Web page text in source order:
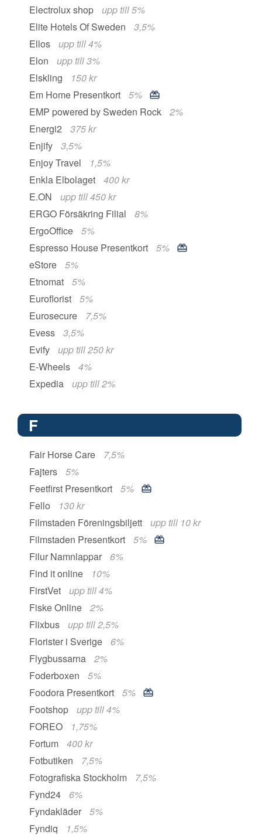
Electrolux shop
upp till 5%
Elite Hotels Of Sweden
3,5%
Ellos
upp till 4%
Elon
upp till 3%
Elskling
150 kr
Em Home Presentkort
5%
EMP powered by Sweden Rock
2%
Energi2
375 kr
Enjify
3,5%
Enjoy Travel
1,5%
Enkla Elbolaget
400 kr
E.ON
upp till 450 kr
ERGO Försäkring Filial
8%
ErgoOffice
5%
Espresso House Presentkort
5%
eStore
5%
Etnomat
5%
Euroflorist
5%
Eurosecure
7,5%
Evess
3,5%
Evify
upp till 250 kr
E-Wheels
4%
Expedia
upp till 2%
F
Fair Horse Care
7,5%
Fajters
5%
Feetfirst Presentkort
5%
Fello
130 kr
Filmstaden Föreningsbiljett
upp till 10 kr
Filmstaden Presentkort
5%
Filur Namnlappar
6%
Find it online
10%
FirstVet
upp till 4%
Fiske Online
2%
Flixbus
upp till 2,5%
Florister i Sverige
6%
Flygbussarna
2%
Foderboxen
5%
Foodora Presentkort
5%
Footshop
upp till 4%
FOREO
1,75%
Fortum
400 kr
Fotbutiken
7,5%
Fotografiska Stockholm
7,5%
Fynd24
6%
Fyndakläder
5%
Fyndiq
1,5%